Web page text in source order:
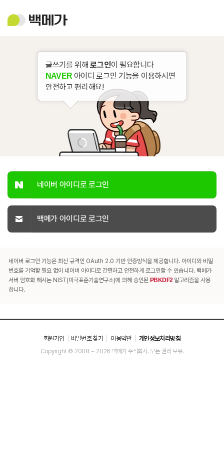
백
메
글쓰기를 위해로그인이 필요합니다
NAVER 아이디 로그인 기능을 이용하시면
안전하고 편리해요!
네이버 아이디로 로그인
백메가 아이디로 로그인
네이버 로그인 기능은 최신 규격인 OAuth 2.0 기반 인증방식을 제공합니다. 아이디와 비밀
번호를 기억할 필요 없이 네이버 아이디로 간편하고 안전하게 로그인할 수 있습니다. 백메가
서버 암호화 해시는 NIST(미국표준기술연구소)에 의해 승인된 PBKDF2알고리즘을 사용
합니다.
회원가입 비밀번호 찾기 이용약관 개인정보처리방침
Copyright © 2008 ~ 2026 백메가 주식회사. 모든 권리 보유.